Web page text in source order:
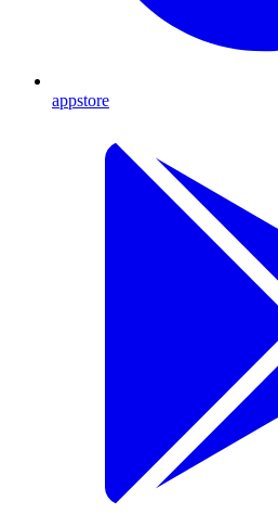
appstore